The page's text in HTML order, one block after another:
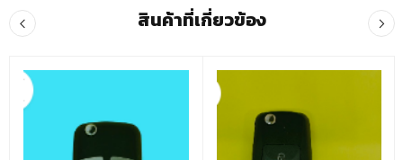
สินค้าที่เกี่ยวข้อง